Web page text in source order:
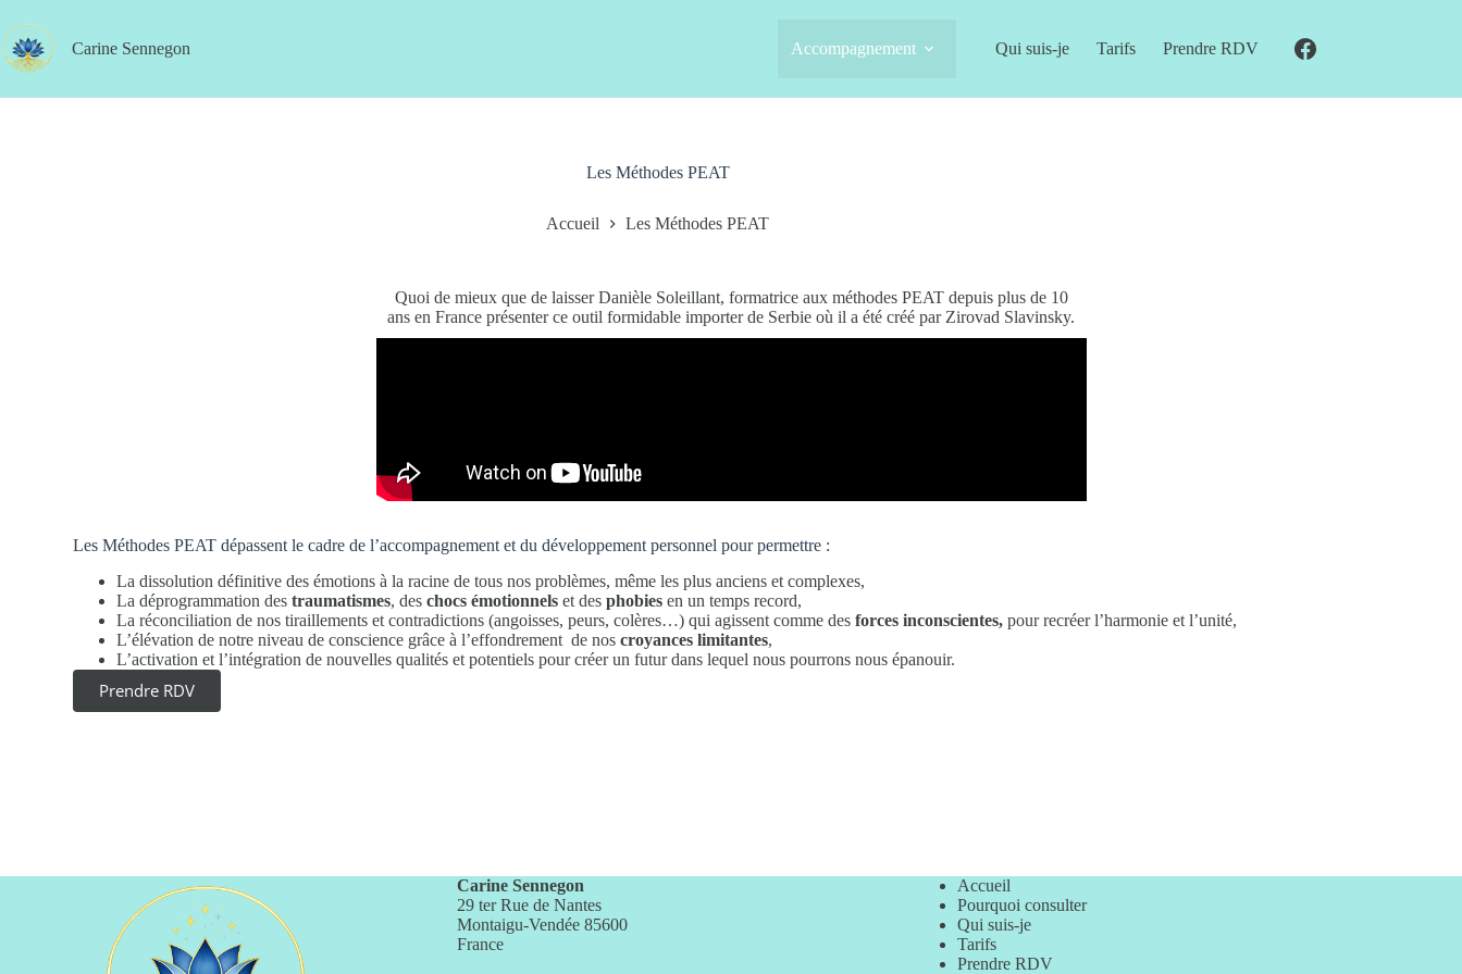
Carine Sennegon Accompagnement Qui suis-je Tarifs Prendre RDV
Les Méthodes PEAT
Accueil Les Méthodes PEAT
Quoi de mieux que de laisser Danièle Soleillant, formatrice aux méthodes PEAT depuis plus de 10
ans en France présenter ce outil formidable importer de Serbie où il a été créé par Zirovad Slavinsky.
Les Méthodes PEAT dépassent le cadre de l’accompagnement et du développement personnel pour permettre :
La dissolution définitive des émotions à la racine de tous nos problèmes, même les plus anciens et complexes,
La déprogrammation destraumatismes, des chocs émotionnelset desphobiesen un temps record,
La réconciliation de nos tiraillements et contradictions (angoisses, peurs, colères…) qui agissent comme desforces inconscientes,pour recréer l’harmonie et l’unité,
L’élévation de notre niveau de conscience grâce à l’effondrement de noscroyances limitantes,
L’activation et l’intégration de nouvelles qualités et potentiels pour créer un futur dans lequel nous pourrons nous épanouir.
Prendre RDV
Carine Sennegon
29 ter Rue de Nantes
Montaigu-Vendée 85600
France
Accueil
Pourquoi consulter
Qui suis-je
Tarifs
Prendre RDV